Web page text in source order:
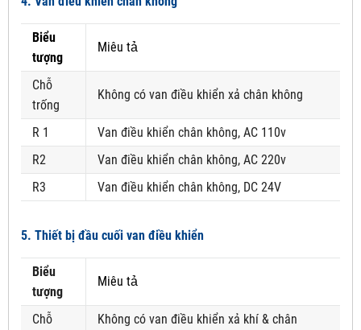
Biểu
tượng
Miêu tả
Chỗ
trống
Không có van điều khiển xả chân không
R 1
Van điều khiển chân không, AC 110v
R2
Van điều khiển chân không, AC 220v
R3
Van điều khiển chân không, DC 24V
5. Thiết bị đầu cuối van điều khiển
Biểu
tượng
Miêu tả
Chỗ
Không có van điều khiển xả khí & chân